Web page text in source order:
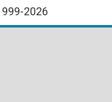
2026